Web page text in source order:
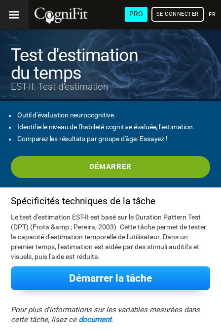
PRO SE CONNECTER
Test d'estimation
du temps
EST-II: Test d'estimation
Outil d'évaluation neurocognitive.
Identifie le niveau de l'habileté cognitive évaluée, l'estimation.
Comparez les résultats par groupe d'âge. Essayez !
DÉMARRER
Spécificités techniques de la tâche
Le test d'estimation EST-II est basé sur le Duration Pattern Test
(DPT) (Frota &amp ; Pereira, 2003). Cette tâche permet de tester
la capacité d'estimation temporelle de l'utilisateur. Dans un
premier temps, l'estimation est aidée par des stimuli auditifs et
visuels, puis l'aide est réduite.
Démarrer la tâche
Pour plus d'informations sur les variables mesurées dans
cette tâche, lisez ce document.